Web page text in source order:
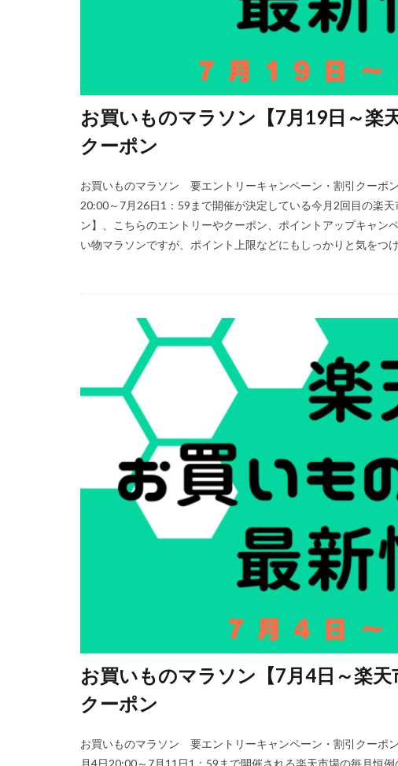
お買いものマラソン【7月19日～
クーポン
お買いものマラソン 要エントリーキャンペーン・割引クーポ
20:00～7月26日1：59まで開催が決定している今月2回目の楽
ン】、こちらのエントリーやクーポン、ポイントアップキャン
い物マラソンですが、ポイント上限などにもしっかりと気をつ
お買いものマラソン【7月4日～楽
クーポン
お買いものマラソン 要エントリーキャンペーン・割引クーポ